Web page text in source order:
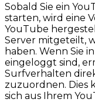
Sobald Sie ein
starten, wird eine
YouTube
Server mitgeteilt,
haben. Wenn Sie
eingeloggt sind,
Surfverhalten
zuzuordnen. Dies
sich aus Ihrem